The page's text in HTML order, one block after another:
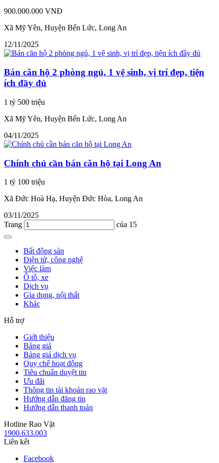
900.000.000 VNĐ
Xã Mỹ Yên, Huyện Bến Lức, Long An
12/11/2025
Bán căn hộ 2 phòng ngủ, 1 vệ sinh, vị trí đẹp, tiện
ích đầy đủ
1 tỷ 500 triệu
Xã Mỹ Yên, Huyện Bến Lức, Long An
04/11/2025
Chính chủ cần bán căn hộ tại Long An
1 tỷ 100 triệu
Xã Đức Hoà Hạ, Huyện Đức Hòa, Long An
03/11/2025
Trang
của 15
Bất động sản
Điện tử, công nghệ
Việc làm
Ô tô, xe
Dịch vụ
Gia dụng, nội thất
Khác
Hỗ trợ
Giới thiệu
Bảng giá
Bảng giá dịch vụ
Quy chế hoạt động
Tiêu chuẩn duyệt tin
Ưu đãi
Thông tin tài khoản rao vặt
Hướng dẫn đăng tin
Hướng dẫn thanh toán
Hotline Rao Vặt
1900.633.003
Liên kết
Facebook